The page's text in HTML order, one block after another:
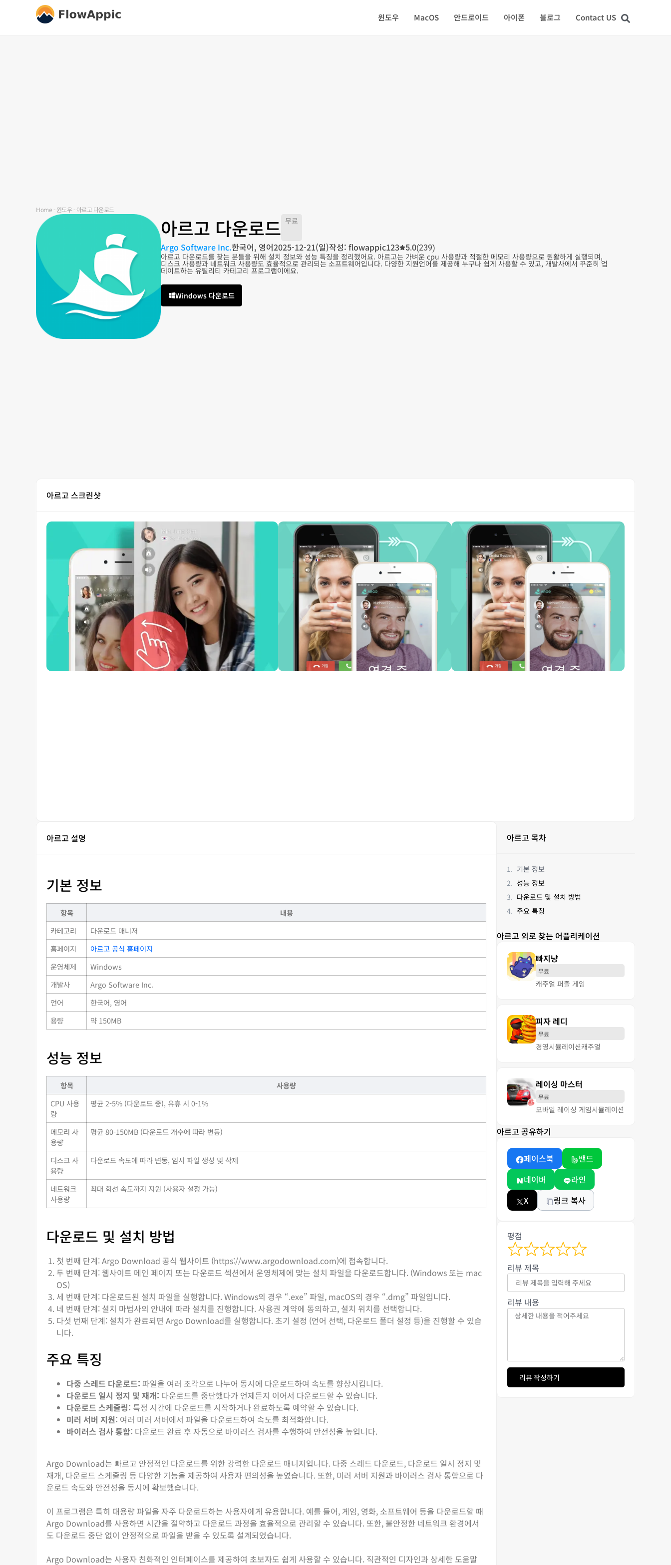
윈도우 MacOS 안드로이드 아이폰 블로그 Contact US
Home-윈도우-아르고 다운로드
아르고 다운로드 무료
Argo Software Inc.한국어, 영어2025-12-21(일)작성: flowappic123 5.0(239)
아르고 다운로드를 찾는 분들을 위해 설치 정보와 성능 특징을 정리했어요. 아르고는 가벼운 cpu 사용량과 적절한 메모리 사용량으로 원활하게 실행되며,
디스크 사용량과 네트워크 사용량도 효율적으로 관리되는 소프트웨어입니다. 다양한 지원언어를 제공해 누구나 쉽게 사용할 수 있고, 개발사에서 꾸준히 업
데이트하는 유틸리티 카테고리 프로그램이에요.
Windows 다운로드
아르고 스크린샷
아르고 설명
기본 정보
항목
내용
카테고리
다운로드 매니저
홈페이지
아르고 공식 홈페이지
운영체제
Windows
개발사
Argo Software Inc.
언어
한국어, 영어
용량
약 150MB
성능 정보
항목
사용량
CPU 사용
량
평균 2-5% (다운로드 중), 유휴 시 0-1%
메모리 사
용량
평균 80-150MB (다운로드 개수에 따라 변동)
디스크 사
용량
다운로드 속도에 따라 변동, 임시 파일 생성 및 삭제
네트워크
사용량
최대 회선 속도까지 지원 (사용자 설정 가능)
다운로드 및 설치 방법
첫 번째 단계: Argo Download 공식 웹사이트 (https://www.argodownload.com)에 접속합니다.
두 번째 단계: 웹사이트 메인 페이지 또는 다운로드 섹션에서 운영체제에 맞는 설치 파일을 다운로드합니다. (Windows 또는 mac
OS)
세 번째 단계: 다운로드된 설치 파일을 실행합니다. Windows의 경우 “.exe” 파일, macOS의 경우 “.dmg” 파일입니다.
네 번째 단계: 설치 마법사의 안내에 따라 설치를 진행합니다. 사용권 계약에 동의하고, 설치 위치를 선택합니다.
다섯 번째 단계: 설치가 완료되면 Argo Download를 실행합니다. 초기 설정 (언어 선택, 다운로드 폴더 설정 등)을 진행할 수 있습
니다.
주요 특징
다중 스레드 다운로드: 파일을 여러 조각으로 나누어 동시에 다운로드하여 속도를 향상시킵니다.
다운로드 일시 정지 및 재개: 다운로드를 중단했다가 언제든지 이어서 다운로드할 수 있습니다.
다운로드 스케줄링: 특정 시간에 다운로드를 시작하거나 완료하도록 예약할 수 있습니다.
미러 서버 지원: 여러 미러 서버에서 파일을 다운로드하여 속도를 최적화합니다.
바이러스 검사 통합: 다운로드 완료 후 자동으로 바이러스 검사를 수행하여 안전성을 높입니다.
Argo Download는 빠르고 안정적인 다운로드를 위한 강력한 다운로드 매니저입니다. 다중 스레드 다운로드, 다운로드 일시 정지 및
재개, 다운로드 스케줄링 등 다양한 기능을 제공하여 사용자 편의성을 높였습니다. 또한, 미러 서버 지원과 바이러스 검사 통합으로 다
운로드 속도와 안전성을 동시에 확보했습니다.
이 프로그램은 특히 대용량 파일을 자주 다운로드하는 사용자에게 유용합니다. 예를 들어, 게임, 영화, 소프트웨어 등을 다운로드할 때
Argo Download를 사용하면 시간을 절약하고 다운로드 과정을 효율적으로 관리할 수 있습니다. 또한, 불안정한 네트워크 환경에서
도 다운로드 중단 없이 안정적으로 파일을 받을 수 있도록 설계되었습니다.
Argo Download는 사용자 친화적인 인터페이스를 제공하여 초보자도 쉽게 사용할 수 있습니다. 직관적인 디자인과 상세한 도움말
아르고 목차
기본 정보
성능 정보
다운로드 및 설치 방법
주요 특징
아르고 외로 찾는 어플리케이션
빠지냥
무료
캐주얼 퍼즐 게임
피자 레디
무료
경영시뮬레이션캐주얼
레이싱 마스터
무료
모바일 레이싱 게임시뮬레이션
아르고 공유하기
페이스북
밴드
네이버
라인
X
링크 복사
평점
리뷰 제목
리뷰 내용
리뷰 작성하기